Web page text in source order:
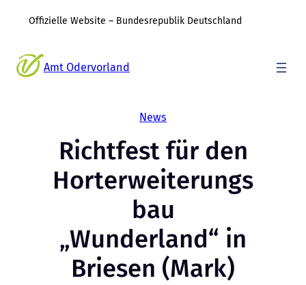
Offizielle Website – Bundesrepublik Deutschland
Inhalt
springen
Amt Odervorland
News
Richtfest für den
Horterweiterungs
bau
„Wunderland“ in
Briesen (Mark)